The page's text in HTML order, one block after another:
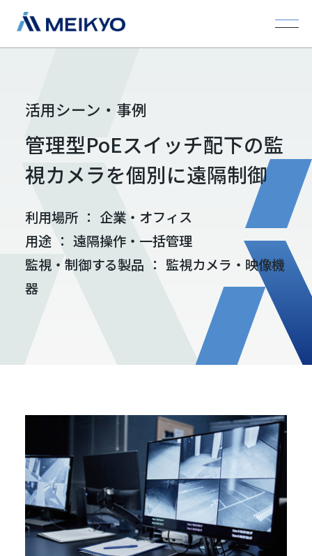
活用シーン・事例
管理型PoEスイッチ配下の監
視カメラを個別に遠隔制御
利用場所 ： 企業・オフィス
用途 ： 遠隔操作・一括管理
監視・制御する製品 ： 監視カメラ・映像機
器